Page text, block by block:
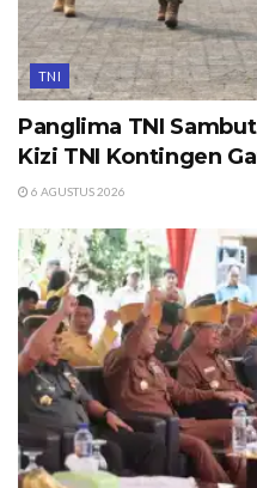
TNI
Panglima TNI
Kizi TNI Kontingen
6 AGUSTUS 2026